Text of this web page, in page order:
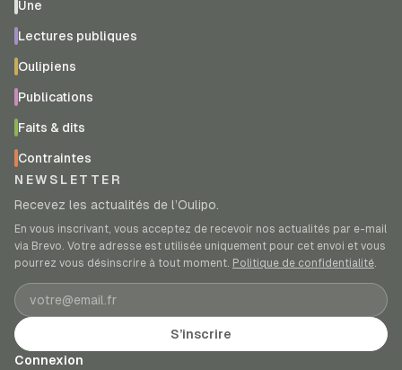
Une
Lectures publiques
Oulipiens
Publications
Faits & dits
Contraintes
NEWSLETTER
Recevez les actualités de l’Oulipo.
En vous inscrivant, vous acceptez de recevoir nos actualités par e-mail
via Brevo. Votre adresse est utilisée uniquement pour cet envoi et vous
pourrez vous désinscrire à tout moment. Politique de confidentialité.
Adresse e-mail
S’inscrire
Connexion